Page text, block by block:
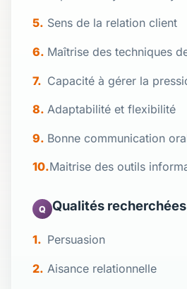
Sens de la relation client
Maîtrise des techniques
Capacité à gérer la
Adaptabilité et flexibilité
Bonne communication
Maitrise des outils
Q Qualités recherchées
Persuasion
Aisance relationnelle